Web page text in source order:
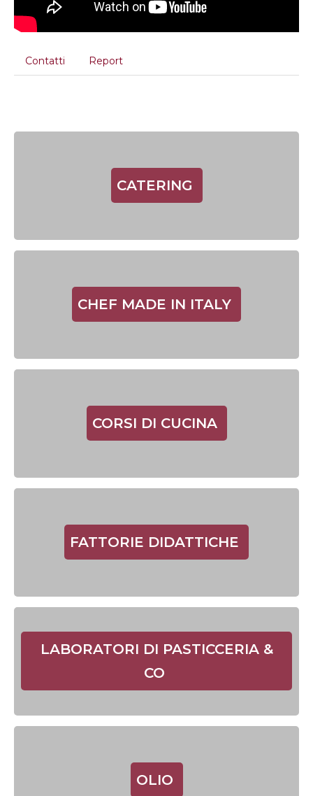
Contatti Report
CATERING
CHEF MADE IN ITALY
CORSI DI CUCINA
FATTORIE DIDATTICHE
LABORATORI DI PASTICCERIA &
CO
OLIO